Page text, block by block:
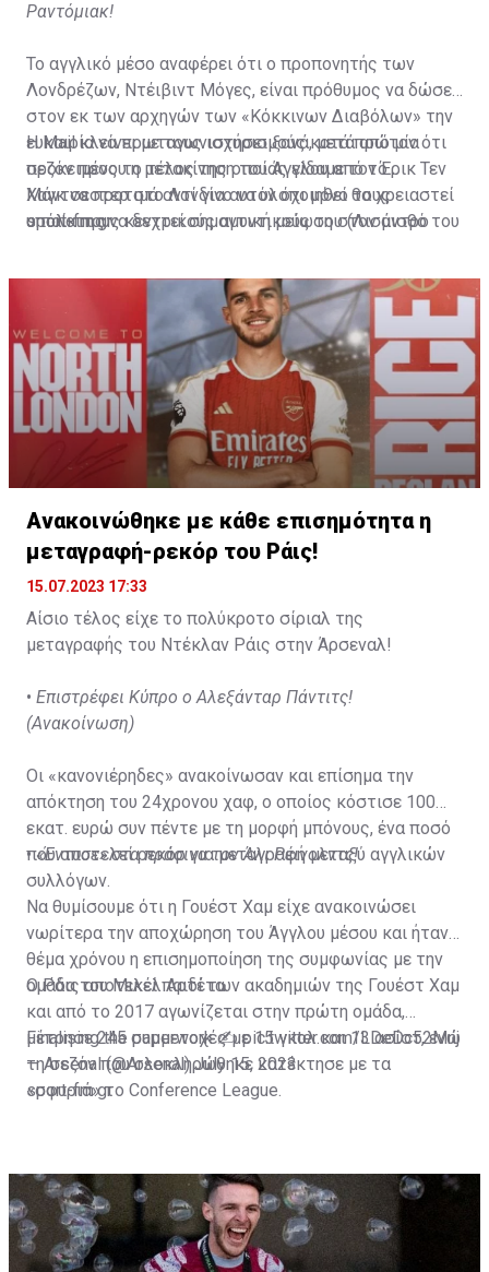
Ραντόμιακ!
To αγγλικό μέσο αναφέρει ότι ο προπονητής των
Λονδρέζων, Ντέιβιντ Μόγες, είναι πρόθυμος να δώσει
στον εκ των αρχηγών των «Κόκκινων Διαβόλων» την
ευκαιρία να πρωταγωνιστήσει ξανά, μετά από μία
σεζόν προς το τέλος της οποίας είδαμε τον Έρικ Τεν
Χαγκ να προτιμά αντί για αυτόν όχι μόνο τους
υπόλοιπους κεντρικούς αμυντικούς του (Λισάντρο
ακόμα και παίκτες όπως ο Λουκ Σο, του οποίου η
φυσική θέση είναι αυτή του αριστερού αμυντικού και
όχι αυτή του σέντερ μπακ.
Η Mail κλείνει με τους ισχυρισμούς κατά πρώτον ότι
προκειμένου η μετακίνηση του Άγγλου από το
Μάντσεστερ στο Λονδίνο να υλοποιηθεί θα χρειαστεί
ο παίκτης να δεχτεί σημαντική μείωση στον μισθό του
Τράφορντ, και κατά δεύτερον ότι μία πρόταση της
τάξης των 40.000.000 λιρών (46.590.000 ευρώ) θα
ήταν αρκετή για να τον «ντύσει» στα χρώματα των
«χάμερς».
sport-fm.gr
Ανακοινώθηκε με κάθε επισημότητα η
μεταγραφή-ρεκόρ του Ράις!
15.07.2023 17:33
Αίσιο τέλος είχε το πολύκροτο σίριαλ της
μεταγραφής του Ντέκλαν Ράις στην Άρσεναλ!
• Επιστρέφει Κύπρο ο Αλεξάνταρ Πάντιτς!
(Ανακοίνωση)
Οι «κανονιέρηδες» ανακοίνωσαν και επίσημα την
απόκτηση του 24χρονου χαφ, ο οποίος κόστισε 100
εκατ. ευρώ συν πέντε με τη μορφή μπόνους, ένα ποσό
που αποτελεί ρεκόρ για μεταγραφή μεταξύ αγγλικών
συλλόγων.
•«Έντυσε» στα πράσινα τον Άλι Ρέινολντς!
Να θυμίσουμε ότι η Γουέστ Χαμ είχε ανακοινώσει
νωρίτερα την αποχώρηση του Άγγλου μέσου και ήταν
θέμα χρόνου η επισημοποίηση της συμφωνίας με την
ομάδα του Μικέλ Αρτέτα.
Ο Ράις αποτελεί παιδί των ακαδημιών της Γουέστ Χαμ
και από το 2017 αγωνίζεται στην πρώτη ομάδα,
μέτρησε 245 συμμετοχές με 15 γκολ και 13 ασίστ, ενώ
τη σεζόν που ολοκληρώθηκε κατέκτησε με τα
«σφυριά» το Conference League.
Finalising the paperwork ✍️pic.twitter.com/LDeDc52Mnj
— Arsenal (@Arsenal)July 15, 2023
sport-fm.gr